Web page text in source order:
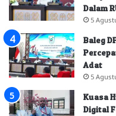
Dalam
5
Baleg
Adat
5
Kuasa
Digital